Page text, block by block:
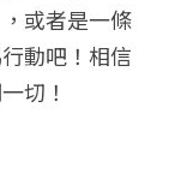
或者是一條
動吧！相信
切！